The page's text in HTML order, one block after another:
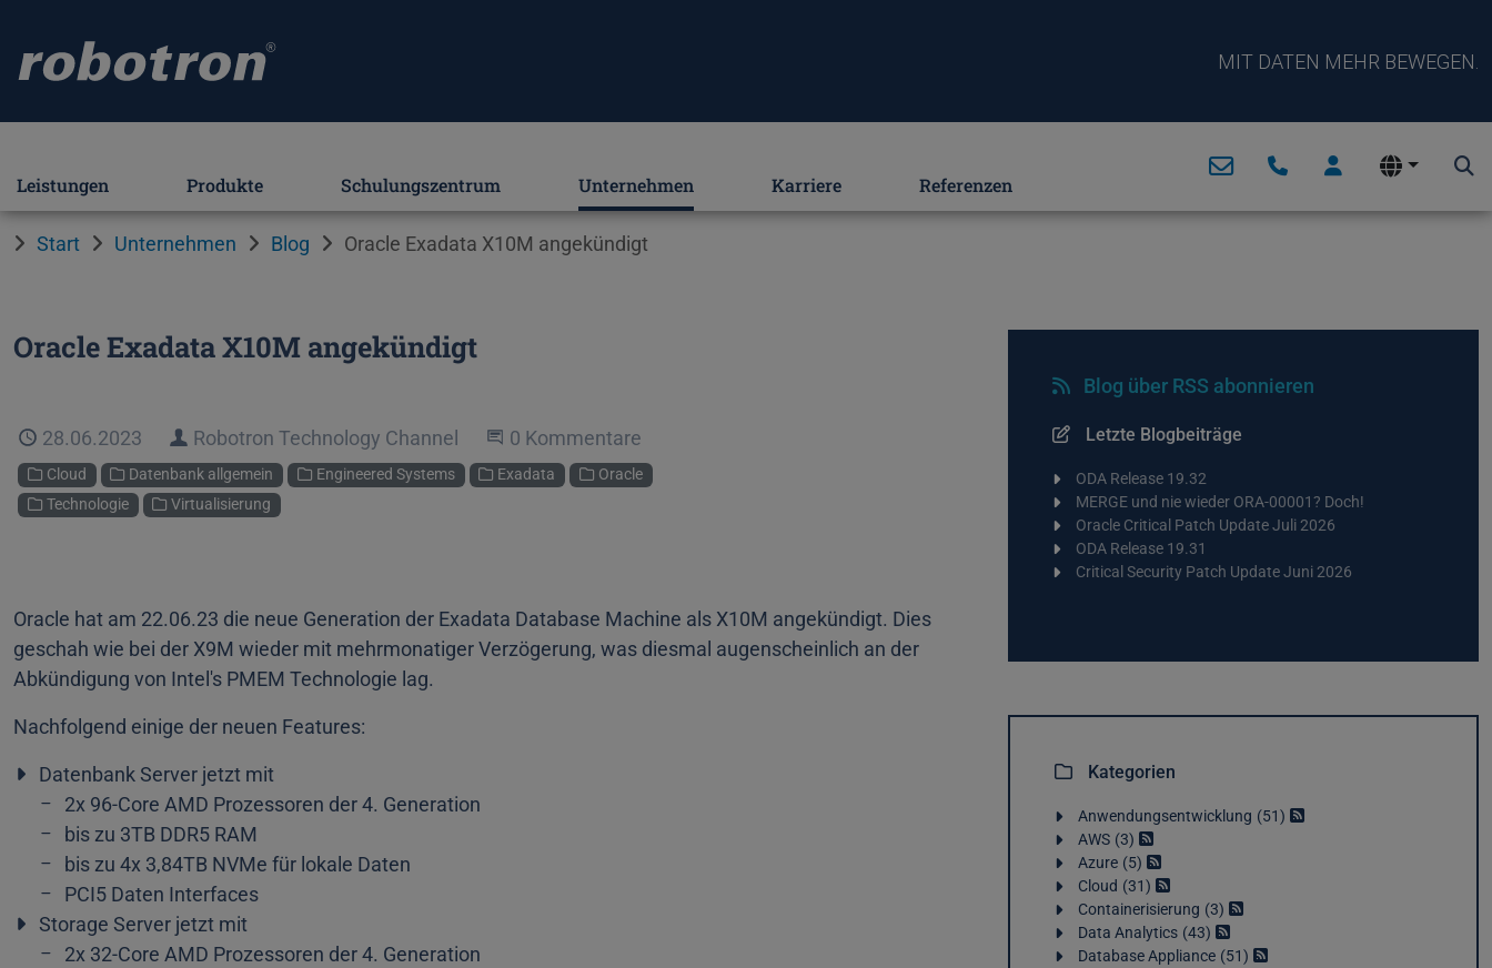
MIT DATEN MEHR BEWEGEN.
Leistungen Produkte Schulungszentrum Unternehmen Karriere Referenzen
Start Unternehmen Blog Oracle Exadata X10M angekündigt
Oracle Exadata X10M angekündigt
Veröffentlicht
28.06.2023 Autor
Robotron Technology Channel Beginne eine Unterhaltung
0 Kommentare
Kategorien
Cloud Datenbank allgemein Engineered Systems Exadata
Oracle
Technologie
Virtualisierung
Oracle hat am 22.06.23 die neue Generation der Exadata Database Machine als X10M angekündigt. Dies
geschah wie bei der X9M wieder mit mehrmonatiger Verzögerung, was diesmal augenscheinlich an der
Abkündigung von Intel's PMEM Technologie lag.
Nachfolgend einige der neuen Features:
Datenbank Server jetzt mit
2x 96-Core AMD Prozessoren der 4. Generation
bis zu 3TB DDR5 RAM
bis zu 4x 3,84TB NVMe für lokale Daten
PCI5 Daten Interfaces
Storage Server jetzt mit
2x 32-Core AMD Prozessoren der 4. Generation
Blog über RSS abonnieren
Letzte Blogbeiträge
ODA Release 19.32
MERGE und nie wieder ORA-00001? Doch!
Oracle Critical Patch Update Juli 2026
ODA Release 19.31
Critical Security Patch Update Juni 2026
Kategorien
Anwendungsentwicklung 51
AWS 3
Azure 5
Cloud
31
Containerisierung 3
Data Analytics 43
Database Appliance 51